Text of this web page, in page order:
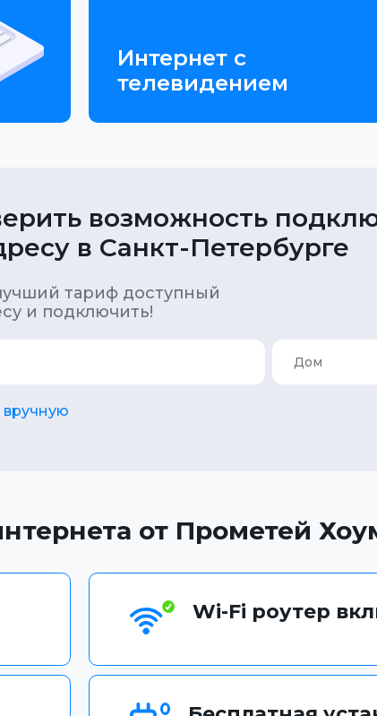
Интернет с
телевидением
возможность
в Санкт-Петербурге
тариф доступный
и подключить!
вручную
от Прометей
Wi-Fi роутер